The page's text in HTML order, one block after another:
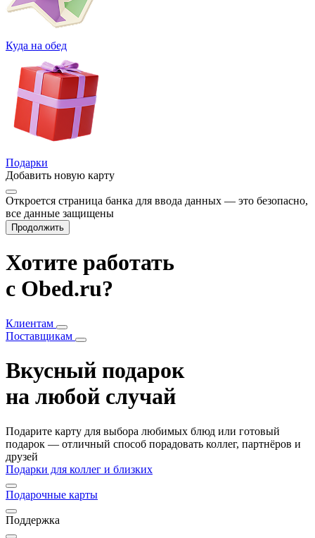
Куда на обед
Подарки
Добавить новую карту
Откроется страница банка для ввода данных — это безопасно,
все данные защищены
Продолжить
Хотите работать
с Obed.ru?
Клиентам
Поставщикам
Вкусный подарок
на любой случай
Подарите карту для выбора любимых блюд или готовый
подарок — отличный способ порадовать коллег, партнёров и
друзей
Подарки для коллег и близких
Подарочные карты
Поддержка